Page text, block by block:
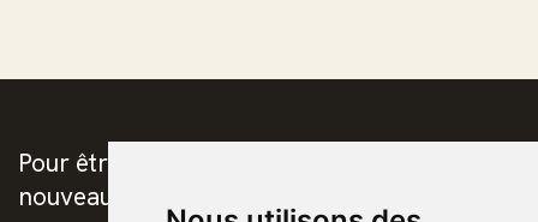
Pour être prévenus de la publication des
nouveaux ebooks chrétiens